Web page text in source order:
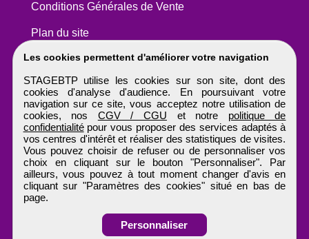
Les cookies permettent d'améliorer votre navigation
STAGEBTP utilise les cookies sur son site, dont des
cookies d'analyse d'audience. En poursuivant votre
navigation sur ce site, vous acceptez notre utilisation de
cookies, nos CGV / CGU et notre politique de
confidentialitépour vous proposer des services adaptés à
vos centres d'intérêt et réaliser des statistiques de visites.
Vous pouvez choisir de refuser ou de personnaliser vos
choix en cliquant sur le bouton "Personnaliser". Par
ailleurs, vous pouvez à tout moment changer d'avis en
cliquant sur "Paramètres des cookies" situé en bas de
page.
Personnaliser
Conditions Générales de Vente
Plan du site